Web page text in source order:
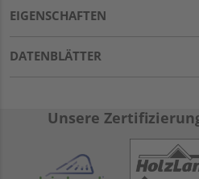
EIGENSCHAFTEN
DATENBLÄTTER
Unsere